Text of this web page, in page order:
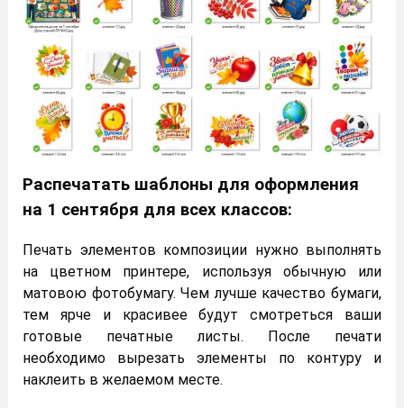
Распечатать шаблоны для оформления
на 1 сентября для всех классов:
Печать элементов композиции нужно выполнять
на цветном принтере, используя обычную или
матовою фотобумагу. Чем лучше качество бумаги,
тем ярче и красивее будут смотреться ваши
готовые печатные листы. После печати
необходимо вырезать элементы по контуру и
наклеить в желаемом месте.